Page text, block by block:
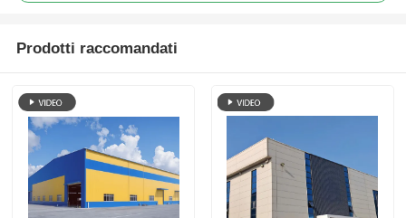
Prodotti raccomandati